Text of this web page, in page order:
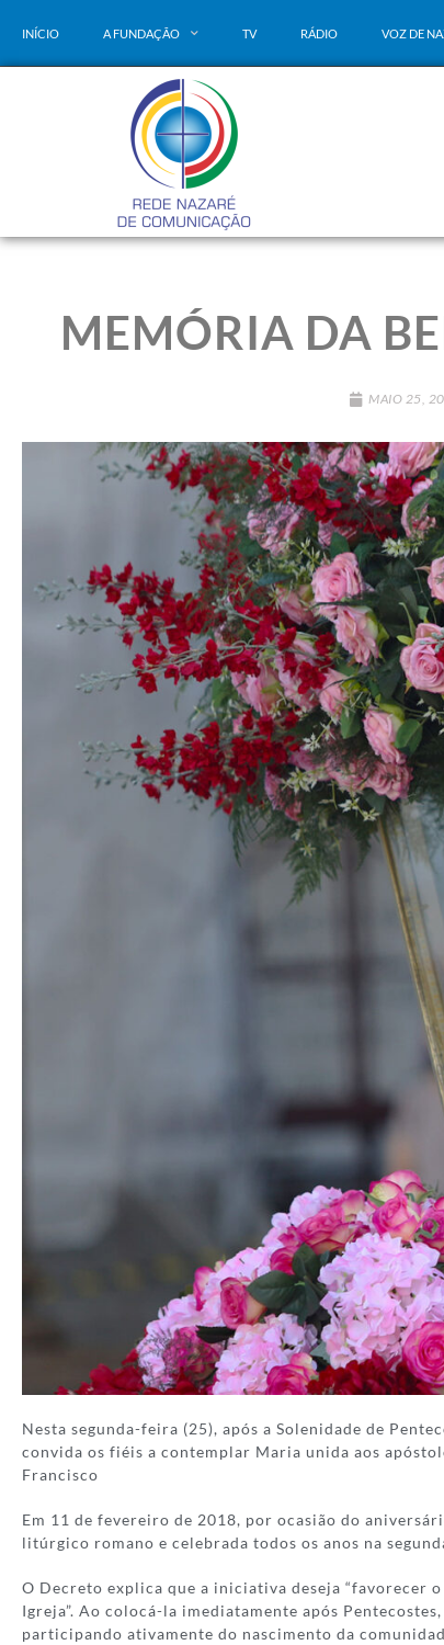
INÍCIO A FUNDAÇÃO TV RÁDIO VOZ DE
MEMÓRIA DA
MAIO 25,
Nesta segunda-feira (25), após a Solenidade de
convida os fiéis a contemplar Maria unida aos
Francisco
Em 11 de fevereiro de 2018, por ocasião do
litúrgico romano e celebrada todos os anos na
O Decreto explica que a iniciativa deseja “favorecer
Igreja”. Ao colocá-la imediatamente após
participando ativamente do nascimento da